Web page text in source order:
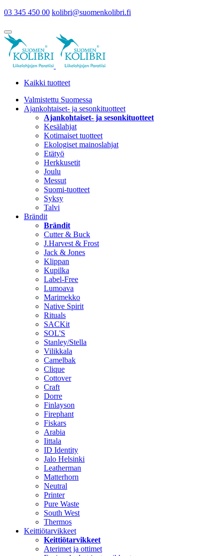
03 345 450 00 kolibri@suomenkolibri.fi
Kaikki tuotteet
Valmistettu Suomessa
Ajankohtaiset- ja sesonkituotteet
Ajankohtaiset- ja sesonkituotteet
Kesälahjat
Kotimaiset tuotteet
Ekologiset mainoslahjat
Etätyö
Herkkusetit
Joulu
Messut
Suomi-tuotteet
Syksy
Talvi
Brändit
Brändit
Cutter & Buck
J.Harvest & Frost
Jack & Jones
Klippan
Kupilka
Label-Free
Lumoava
Marimekko
Native Spirit
Rituals
SACKit
SOL'S
Stanley/Stella
Vilikkala
Camelbak
Clique
Cottover
Craft
Dorre
Finlayson
Firephant
Fiskars
Arabia
Iittala
ID Identity
Jalo Helsinki
Leatherman
Matterhorn
Neutral
Printer
Pure Waste
South West
Thermos
Keittiötarvikkeet
Keittiötarvikkeet
Aterimet ja ottimet